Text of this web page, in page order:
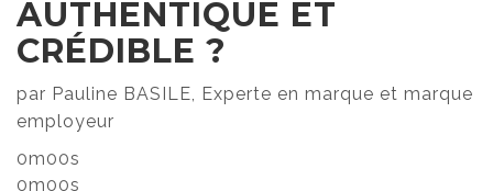
AUTHENTIQUE ET
CRÉDIBLE ?
par Pauline BASILE, Experte en marque et marque
employeur
0m00s
0m00s